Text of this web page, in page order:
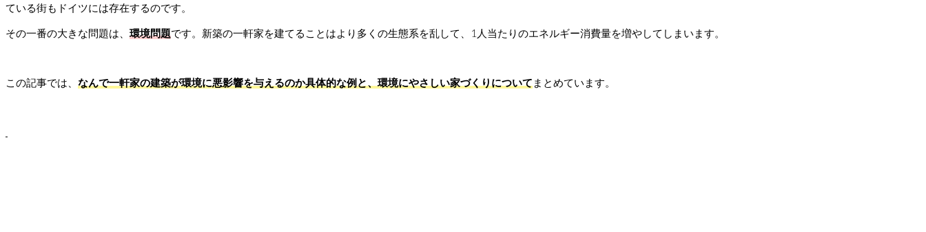
ている街もドイツには存在するのです。
その一番の大きな問題は、 環境問題です。新築の一軒家を建てることはより多くの生態系を乱して、1人当たりのエネルギー消費量を増やしてしまいます。
この記事では、 なんで一軒家の建築が環境に悪影響を与えるのか具体的な例と、環境にやさしい家づくりについて まとめています。